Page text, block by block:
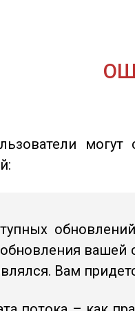
вашей
Вам